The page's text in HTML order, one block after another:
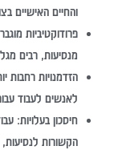
והחיים האישיים
פרודוקטיביות
מנסיעות, רבים
הזדמנויות רחבות
לאנשים לעבוד
חיסכון בעלויות:
הקשורות לנסיעות,